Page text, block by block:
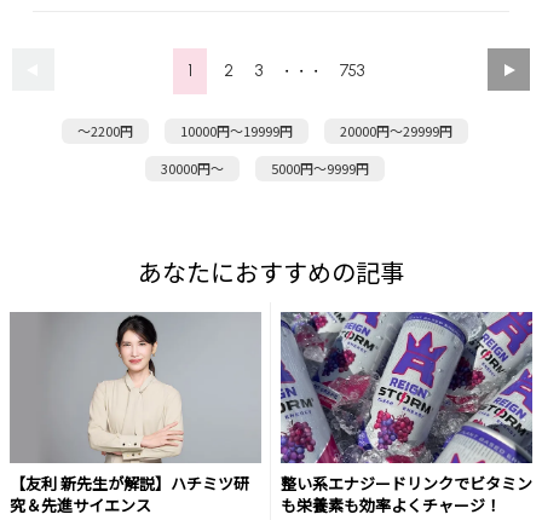
1 2 3 ・・・ 753
～2200円 10000円～19999円
20000円～29999円
30000円～
5000円～9999円
あなたにおすすめの記事
【友利 新先生が解説】ハチミツ研
究＆先進サイエンス
整い系エナジードリンクでビタミン
も栄養素も効率よくチャージ！